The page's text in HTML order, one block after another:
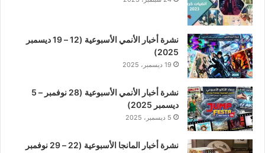
نشرة أخبار الأنمي الأسبوعية (12 – 19 ديسمبر
2025)
19 ديسمبر، 2025
نشرة أخبار الأنمي الأسبوعية (28 نوفمبر – 5
ديسمبر 2025)
5 ديسمبر، 2025
نشرة أخبار المانجا الأسبوعية (22 – 29 نوفمبر